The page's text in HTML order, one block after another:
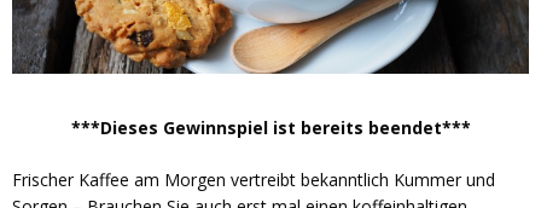
***Dieses Gewinnspiel ist bereits beendet***
Frischer Kaffee am Morgen vertreibt bekanntlich Kummer und